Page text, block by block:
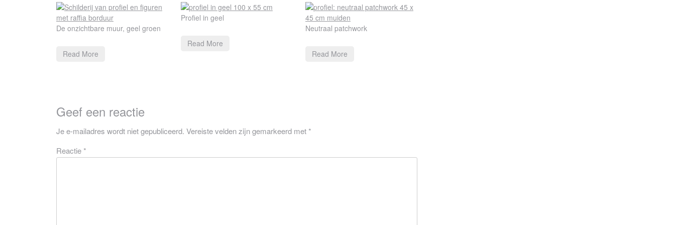
De onzichtbare muur, geel groen
Read More
Profiel in geel
Read More
Neutraal patchwork
Read More
Geef een reactie
Je e-mailadres wordt niet gepubliceerd. Vereiste velden zijn gemarkeerd met*
Reactie*